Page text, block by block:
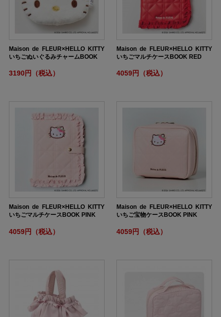
Maison de FLEUR×HELLO KITTY
いちごぬいぐるみチャームBOOK
3190円（税込）
Maison de FLEUR×HELLO KITTY
いちごマルチケースBOOK RED
4059円（税込）
Maison de FLEUR×HELLO KITTY
いちごマルチケースBOOK PINK
4059円（税込）
Maison de FLEUR×HELLO KITTY
いちご宝物ケースBOOK PINK
4059円（税込）